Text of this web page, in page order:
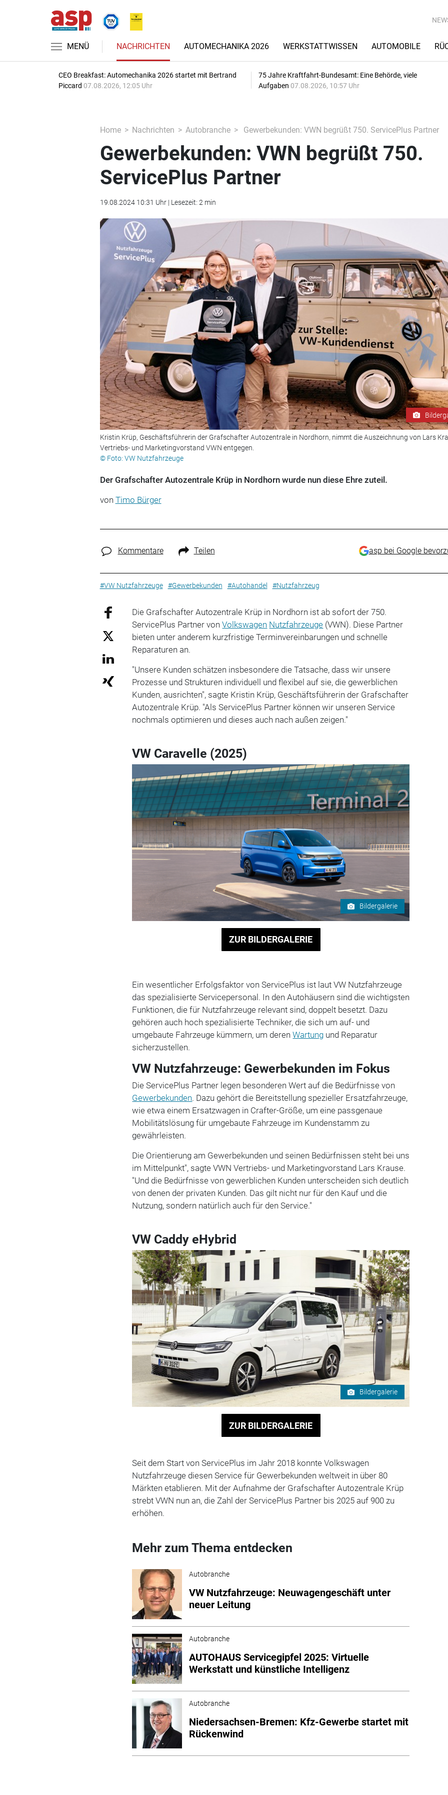
MENÜ NACHRICHTEN AUTOMECHANIKA 2026 WERKSTATTWISSEN AUTOMOBILE
CEO Breakfast: Automechanika 2026 startet mit Bertrand
Piccard 07.08.2026, 12:05 Uhr
75 Jahre Kraftfahrt-Bundesamt: Eine Behörde, viele
Aufgaben 07.08.2026, 10:57 Uhr
Home Nachrichten Autobranche Gewerbekunden: VWN begrüßt 750. ServicePlus Partner
Gewerbekunden: VWN begrüßt 750.
ServicePlus Partner
19.08.2024 10:31 Uhr | Lesezeit: 2 min
Kristin Krüp, Geschäftsführerin der Grafschafter Autozentrale in Nordhorn, nimmt die Auszeichnung von Lars
Vertriebs- und Marketingvorstand VWN entgegen.
© Foto: VW Nutzfahrzeuge
Der Grafschafter Autozentrale Krüp in Nordhorn wurde nun diese Ehre zuteil.
von Timo Bürger
Kommentare Teilen asp bei Google
#VW Nutzfahrzeuge #Gewerbekunden #Autohandel #Nutzfahrzeug
Die Grafschafter Autozentrale Krüp in Nordhorn ist ab sofort der 750.
ServicePlus Partner vonVolkswagen Nutzfahrzeuge (VWN). Diese Partner
bieten unter anderem kurzfristige Terminvereinbarungen und schnelle
Reparaturen an.
"Unsere Kunden schätzen insbesondere die Tatsache, dass wir unsere
Prozesse und Strukturen individuell und flexibel auf sie, die gewerblichen
Kunden, ausrichten", sagte Kristin Krüp, Geschäftsführerin der Grafschafter
Autozentrale Krüp. "Als ServicePlus Partner können wir unseren Service
nochmals optimieren und dieses auch nach außen zeigen."
VW Caravelle (2025)
Bildergalerie
ZUR BILDERGALERIE
Ein wesentlicher Erfolgsfaktor von ServicePlus ist laut VW Nutzfahrzeuge
das spezialisierte Servicepersonal. In den Autohäusern sind die wichtigsten
Funktionen, die für Nutzfahrzeuge relevant sind, doppelt besetzt. Dazu
gehören auch hoch spezialisierte Techniker, die sich um auf- und
umgebaute Fahrzeuge kümmern, um derenWartung und Reparatur
sicherzustellen.
VW Nutzfahrzeuge: Gewerbekunden im Fokus
Die ServicePlus Partner legen besonderen Wert auf die Bedürfnisse von
Gewerbekunden. Dazu gehört die Bereitstellung spezieller Ersatzfahrzeuge,
wie etwa einem Ersatzwagen in Crafter-Größe, um eine passgenaue
Mobilitätslösung für umgebaute Fahrzeuge im Kundenstamm zu
gewährleisten.
Die Orientierung am Gewerbekunden und seinen Bedürfnissen steht bei uns
im Mittelpunkt", sagte VWN Vertriebs- und Marketingvorstand Lars Krause.
"Und die Bedürfnisse von gewerblichen Kunden unterscheiden sich deutlich
von denen der privaten Kunden. Das gilt nicht nur für den Kauf und die
Nutzung, sondern natürlich auch für den Service."
VW Caddy eHybrid
Bildergalerie
ZUR BILDERGALERIE
Seit dem Start von ServicePlus im Jahr 2018 konnte Volkswagen
Nutzfahrzeuge diesen Service für Gewerbekunden weltweit in über 80
Märkten etablieren. Mit der Aufnahme der Grafschafter Autozentrale Krüp
strebt VWN nun an, die Zahl der ServicePlus Partner bis 2025 auf 900 zu
erhöhen.
Mehr zum Thema entdecken
Autobranche
VW Nutzfahrzeuge: Neuwagengeschäft unter
neuer Leitung
Autobranche
AUTOHAUS Servicegipfel 2025: Virtuelle
Werkstatt und künstliche Intelligenz
Autobranche
Niedersachsen-Bremen: Kfz-Gewerbe startet mit
Rückenwind